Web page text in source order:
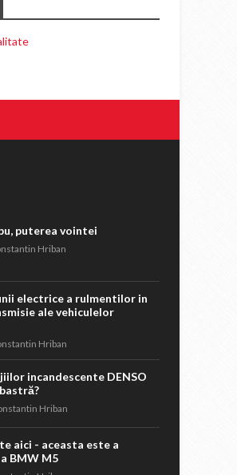
puterea vointei
Hriban
electrice a rulmentilor in
ale vehiculelor
Hriban
incandescente DENSO
Hriban
aici - aceasta este a
BMW M5